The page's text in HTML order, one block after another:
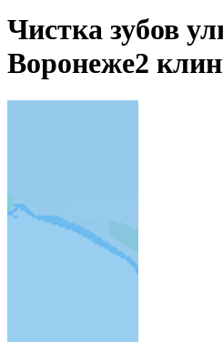
Чистка зубов
Воронеже2